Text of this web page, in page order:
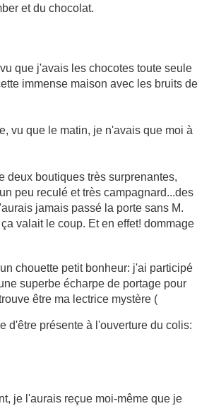
et du chocolat.
que j'avais les chocotes toute seule
immense maison avec les bruits de
vu que le matin, je n'avais que moi à
deux boutiques très surprenantes,
peu reculé et très campagnard...des
jamais passé la porte sans M.
valait le coup. Et en effet! dommage
chouette petit bonheur: j'ai participé
superbe écharpe de portage pour
être ma lectrice mystère (
d'être présente à l'ouverture du colis:
je l'aurais reçue moi-même que je